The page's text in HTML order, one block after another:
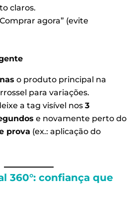
claros.
agora” (evite
o produto principal na
para variações.
a tag visível nos 3
e novamente perto do
prova (ex.: aplicação do
360°: confiança que